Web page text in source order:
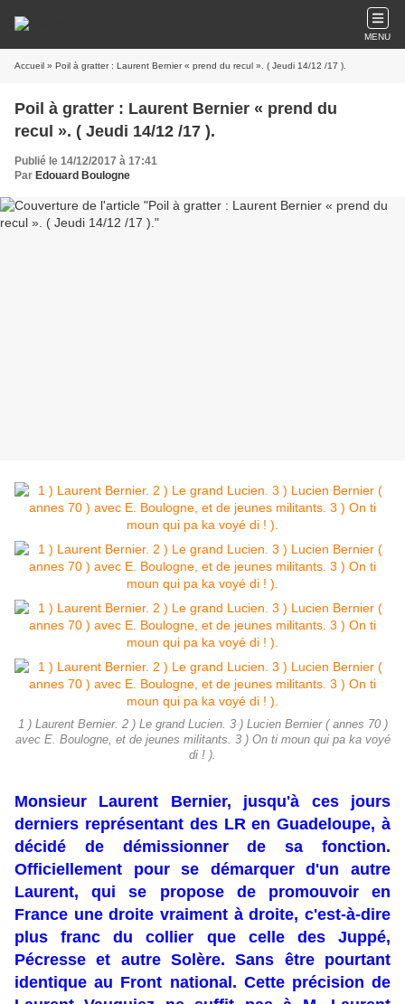
MENU
Accueil » Poil à gratter : Laurent Bernier « prend du recul ». ( Jeudi 14/12 /17 ).
Poil à gratter : Laurent Bernier « prend du
recul ». ( Jeudi 14/12 /17 ).
Publié le 14/12/2017 à 17:41
Par Edouard Boulogne
1 ) Laurent Bernier. 2 ) Le grand Lucien. 3 ) Lucien Bernier ( annes 70 )
avec E. Boulogne, et de jeunes militants. 3 ) On ti moun qui pa ka voyé
di ! ).
Monsieur Laurent Bernier, jusqu'à ces jours
derniers représentant des LR en Guadeloupe, à
décidé de démissionner de sa fonction.
Officiellement pour se démarquer d'un autre
Laurent, qui se propose de promouvoir en
France une droite vraiment à droite, c'est-à-dire
plus franc du collier que celle des Juppé,
Pécresse et autre Solère. Sans être pourtant
identique au Front national. Cette précision de